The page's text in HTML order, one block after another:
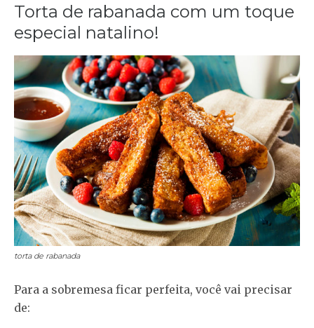
Torta de rabanada com um toque
especial natalino!
torta de rabanada
Para a sobremesa ficar perfeita, você vai precisar
de: